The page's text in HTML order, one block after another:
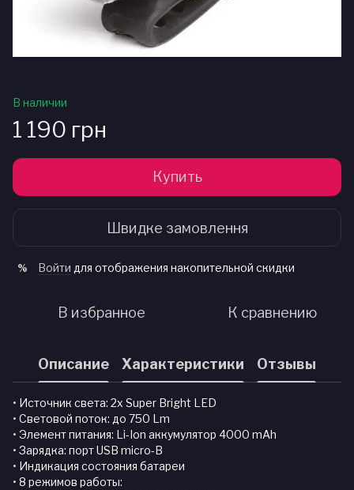
В наличии
1 190 грн
Купить
Швидке замовлення
% Войти для отображения накопительной скидки
В избранное К сравнению
Описание Характеристики Отзывы
• Источник света: 2х Super Bright LED
• Световой поток: до 750 Lm
• Элемент питания: Li-Ion аккумулятор 4000 mAh
• Зарядка: порт USB micro-B
• Индикация состояния батареи
• 8 режимов работы: